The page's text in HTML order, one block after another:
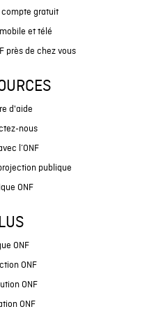
compte gratuit
et télé
près de chez vous
d'aide
nous
l’ONF
publique
ONF
ONF
ONF
ONF
ONF